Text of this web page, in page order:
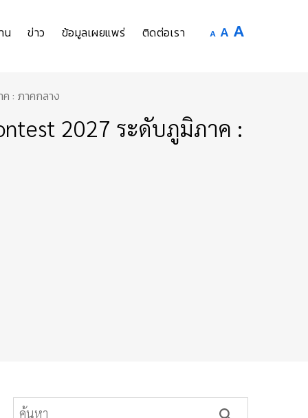
น ข่าว ข้อมูลเผยแพร่ ติดต่อเรา A Decrease
A Reset
A
: ภาคกลาง
2027 ระดับภูมิภาค :